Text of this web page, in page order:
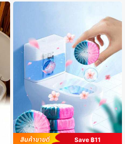
แ
อ
ตรอ่อนโยนเหมาะสำหรับวัสดุชักโครกทุ
Save ฿11